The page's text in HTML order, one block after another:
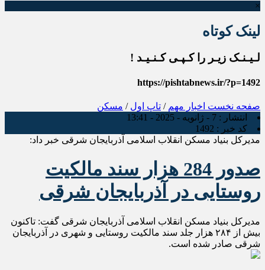
×
لینک کوتاه
لـیـنـک زیـر را کـپـی کـنـیـد !
https://pishtabnews.ir/?p=1492
صفحه نخست اخبار مهم / تاپ اول / مسکن
انتشار : 7 - ژانویه - 2025 - 13:41
کد خبر : 1492
مدیرکل بنیاد مسکن انقلاب اسلامی آذربایجان شرقی خبر داد:
صدور 284 هزار سند مالکیت
روستایی در آذربایجان شرقی
مدیرکل بنیاد مسکن انقلاب اسلامی آذربایجان شرقی گفت: تاکنون
بیش از ۲۸۴ هزار جلد سند مالکیت روستایی و شهری در آذربایجان
شرقی صادر شده است.